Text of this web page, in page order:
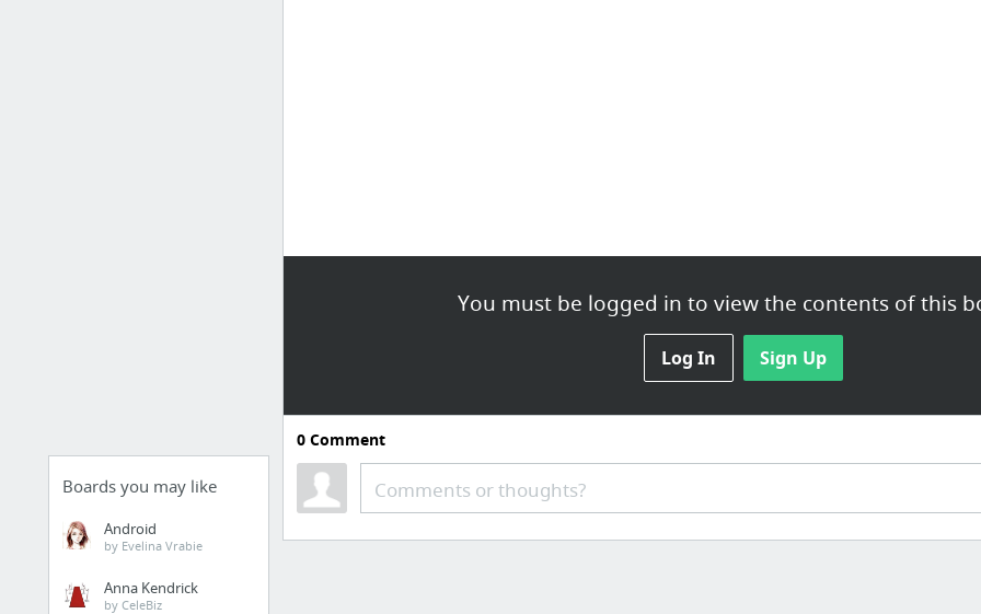
Boards you may like
Android
by Evelina Vrabie
Anna Kendrick
by CeleBiz
You must be logged in to view the contents of this
Log In Sign Up
0Comment
Comments or thoughts?